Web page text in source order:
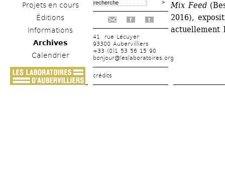
Projets en cours
Éditions
Informations
Archives
Calendrier
f t
41, rue Lécuyer
93300 Aubervilliers
+33 (0)1 53 56 15 90
bonjour@leslaboratoires.org
crédits
Mix Feed
2016),
actuellement